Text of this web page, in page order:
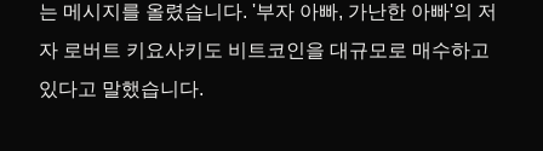
는 메시지를 올렸습니다. '부자 아빠, 가난한 아빠'의 저
자 로버트 키요사키도 비트코인을 대규모로 매수하고
있다고 말했습니다.